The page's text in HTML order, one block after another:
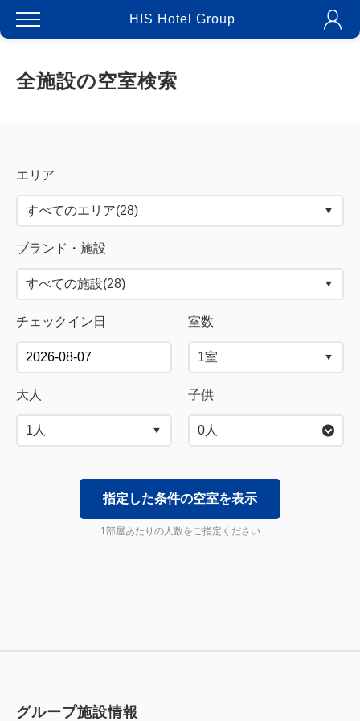
HIS Hotel Group
全施設の空室検索
エリア
ブランド・施設
チェックイン日 室数
大人 子供
0 人
指定した条件の空室を表示
1部屋あたりの人数をご指定ください
グループ施設情報